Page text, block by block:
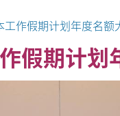
工作假期计划年度名
假期计